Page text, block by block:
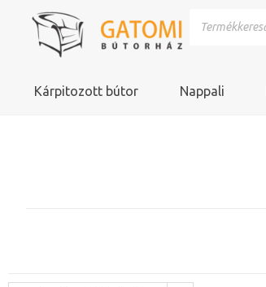
Kárpitozott bútor Nappali